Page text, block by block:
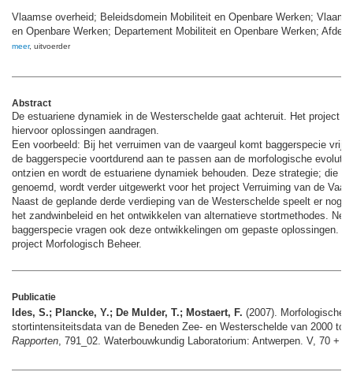
Vlaamse overheid; Beleidsdomein Mobiliteit en Openbare Werken;
en Openbare Werken; Departement Mobiliteit en Openbare Werken;
meer, uitvoerder
Abstract
De estuariene dynamiek in de Westerschelde gaat achteruit. Het project
hiervoor oplossingen aandragen.
Een voorbeeld: Bij het verruimen van de vaargeul komt baggerspecie vrij.
de baggerspecie voortdurend aan te passen aan de morfologische
ontzien en wordt de estuariene dynamiek behouden. Deze strategie; die
genoemd, wordt verder uitgewerkt voor het project Verruiming van de
Naast de geplande derde verdieping van de Westerschelde speelt er nog
het zandwinbeleid en het ontwikkelen van alternatieve stortmethodes.
baggerspecie vragen ook deze ontwikkelingen om gepaste oplossingen.
project Morfologisch Beheer.
Publicatie
Ides, S.; Plancke, Y.; De Mulder, T.; Mostaert, F. (2007). Morfologische
stortintensiteitsdata van de Beneden Zee- en Westerschelde van 2000
Rapporten , 791_02. Waterbouwkundig Laboratorium: Antwerpen. V, 70 +